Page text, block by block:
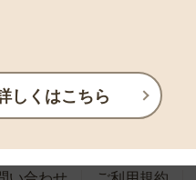
しくはこちら